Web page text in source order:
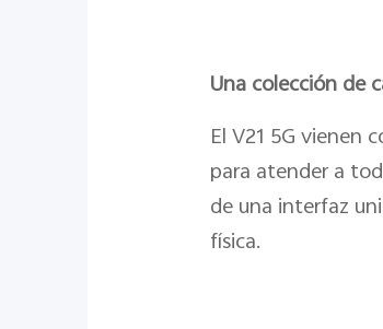
Una colección de
El V21 5G vienen
para atender a
de una interfaz
física.